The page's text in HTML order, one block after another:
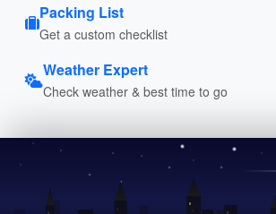
Packing List
Get a custom checklist
Weather Expert
Check weather & best time to go